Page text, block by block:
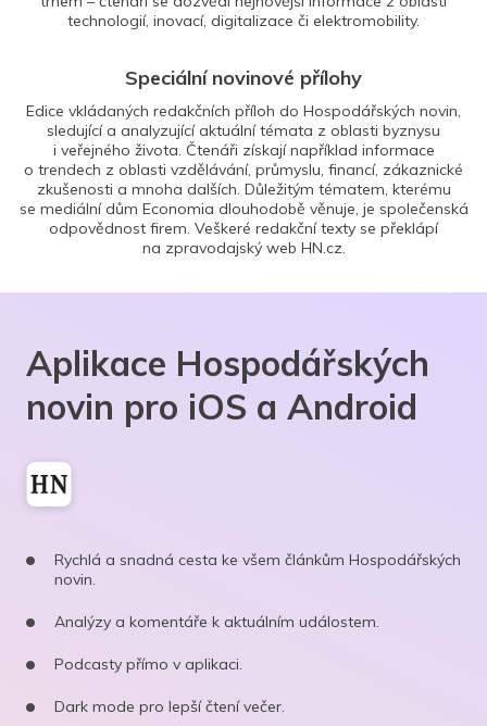
technologií, inovací, digitalizace či elektromobility.
Speciální novinové přílohy
Edice vkládaných redakčních příloh do Hospodářských novin,
sledující a analyzující aktuální témata z oblasti byznysu
i veřejného života. Čtenáři získají například informace
o trendech z oblasti vzdělávání, průmyslu, financí, zákaznické
zkušenosti a mnoha dalších. Důležitým tématem, kterému
se mediální dům Economia dlouhodobě věnuje, je společenská
odpovědnost firem. Veškeré redakční texty se překlápí
na zpravodajský web HN.cz.
Aplikace Hospodářských
novin pro iOS a Android
Rychlá a snadná cesta ke všem článkům Hospodářských
novin.
Analýzy a komentáře k aktuálním událostem.
Podcasty přímo v aplikaci.
Dark mode pro lepší čtení večer.